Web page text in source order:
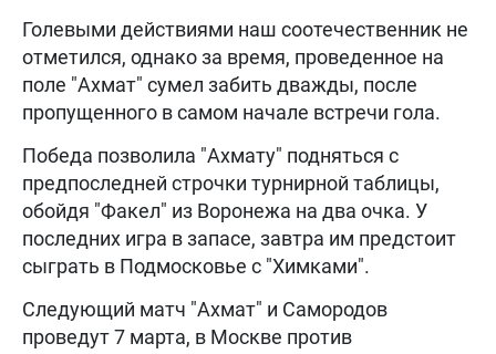
Голевыми действиями наш соотечественник не
отметился, однако за время, проведенное на
поле "Ахмат" сумел забить дважды, после
пропущенного в самом начале встречи гола.
Победа позволила "Ахмату" подняться с
предпоследней строчки турнирной таблицы,
обойдя "Факел" из Воронежа на два очка. У
последних игра в запасе, завтра им предстоит
сыграть в Подмосковье с "Химками".
Следующий матч "Ахмат" и Самородов
проведут 7 марта, в Москве против